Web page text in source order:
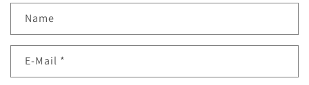
Name
E-Mail *